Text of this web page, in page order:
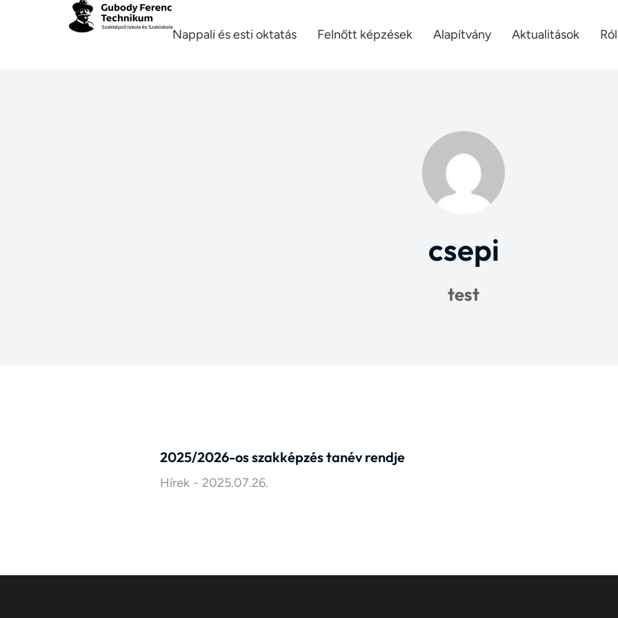
Nappali és esti oktatás Felnőtt képzések Alapítvány Aktualitások
csepi
test
2025/2026-os szakképzés tanév rendje
Hírek 2025.07.26.